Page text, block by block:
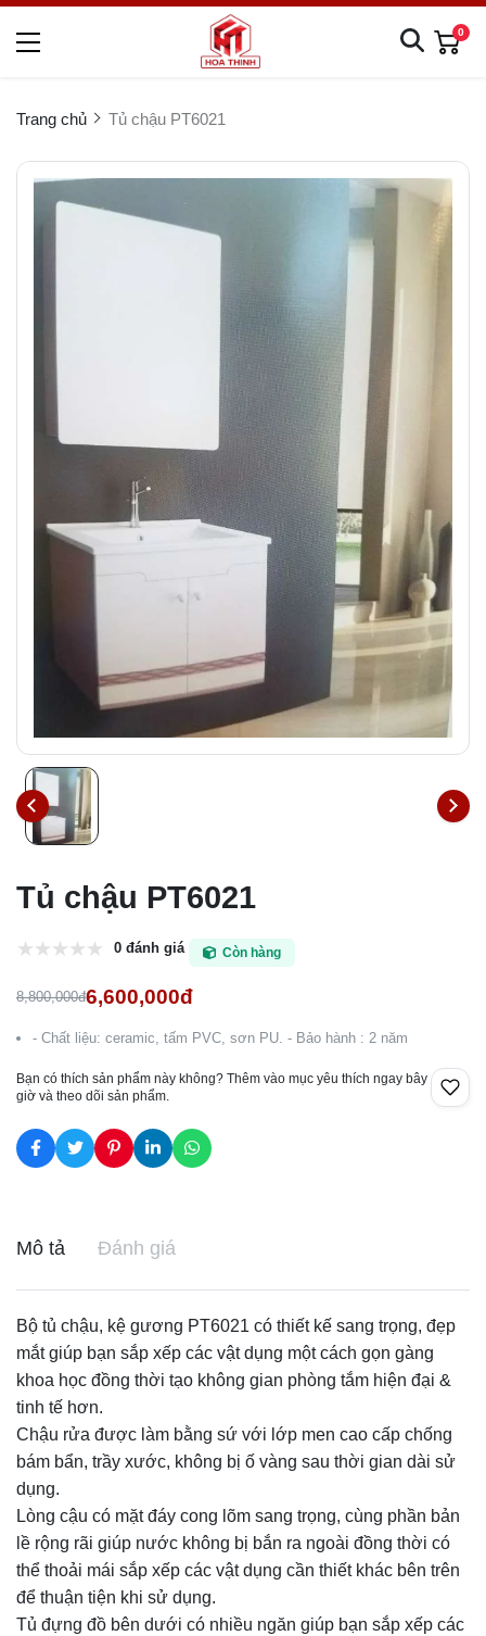
0
Trang chủ Tủ chậu PT6021
Tủ chậu PT6021
0 đánh giá Còn hàng
8,800,000đ6,600,000đ
- Chất liệu: ceramic, tấm PVC, sơn PU. - Bảo hành : 2 năm
Bạn có thích sản phẩm này không? Thêm vào mục yêu thích ngay bây
giờ và theo dõi sản phẩm.
Mô tả Đánh giá
Bộ tủ chậu, kệ gương PT6021 có thiết kế sang trọng, đẹp
mắt giúp bạn sắp xếp các vật dụng một cách gọn gàng
khoa học đồng thời tạo không gian phòng tắm hiện đại &
tinh tế hơn.
Chậu rửa được làm bằng sứ với lớp men cao cấp chống
bám bẩn, trầy xước, không bị ố vàng sau thời gian dài sử
dụng.
Lòng cậu có mặt đáy cong lõm sang trọng, cùng phần bản
lề rộng rãi giúp nước không bị bắn ra ngoài đồng thời có
thể thoải mái sắp xếp các vật dụng cần thiết khác bên trên
để thuận tiện khi sử dụng.
Tủ đựng đồ bên dưới có nhiều ngăn giúp bạn sắp xếp các